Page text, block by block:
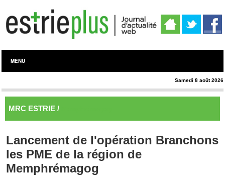
MENU
Samedi 8 août 2026
MRC ESTRIE /
Lancement de l'opération Branchons
les PME de la région de
Memphrémagog